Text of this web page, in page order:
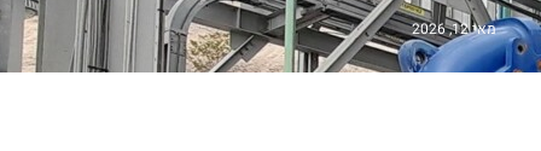
מאי 12, 2026